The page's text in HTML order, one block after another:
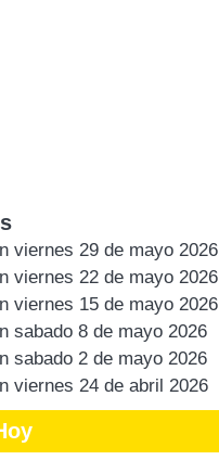
viernes 29 de mayo 2026
viernes 22 de mayo 2026
viernes 15 de mayo 2026
sabado 8 de mayo 2026
sabado 2 de mayo 2026
viernes 24 de abril 2026